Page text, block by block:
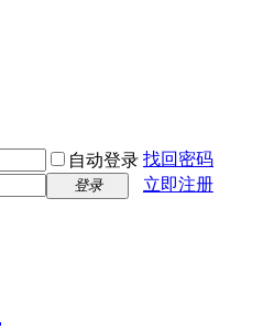
自动登录 找回密码
登录 立即注册